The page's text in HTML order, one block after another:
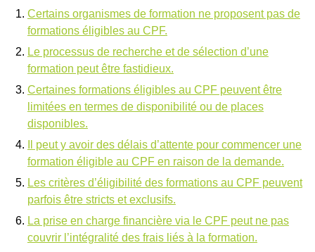
Certains organismes de formation ne proposent pas de
formations éligibles au CPF.
Le processus de recherche et de sélection d’une
formation peut être fastidieux.
Certaines formations éligibles au CPF peuvent être
limitées en termes de disponibilité ou de places
disponibles.
Il peut y avoir des délais d’attente pour commencer une
formation éligible au CPF en raison de la demande.
Les critères d’éligibilité des formations au CPF peuvent
parfois être stricts et exclusifs.
La prise en charge financière via le CPF peut ne pas
couvrir l’intégralité des frais liés à la formation.